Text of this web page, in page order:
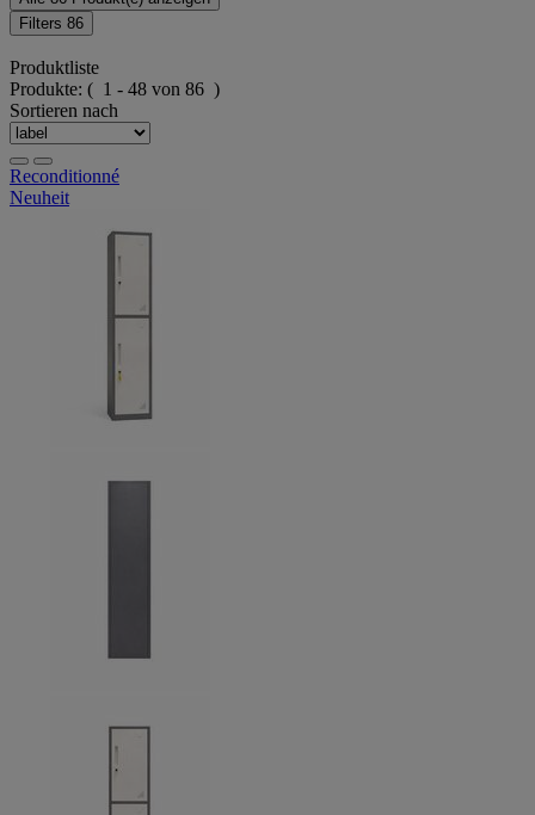
Filters 86
Produktliste
Produkte: ( 1 - 48 von 86 )
Sortieren nach
Reconditionné
Neuheit